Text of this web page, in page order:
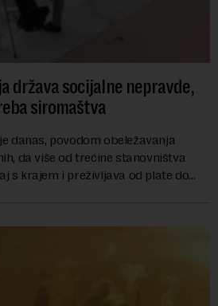
država socijalne nepravde,
siromaštva
danas, povodom obeležavanja
da više od trećine stanovništva
s krajem i preživljava od plate do